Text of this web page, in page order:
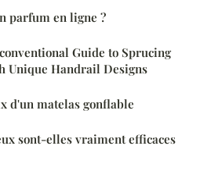
parfum en ligne ?
Guide to Sprucing
Unique Handrail Designs
d'un matelas gonflable
sont-elles vraiment efficaces